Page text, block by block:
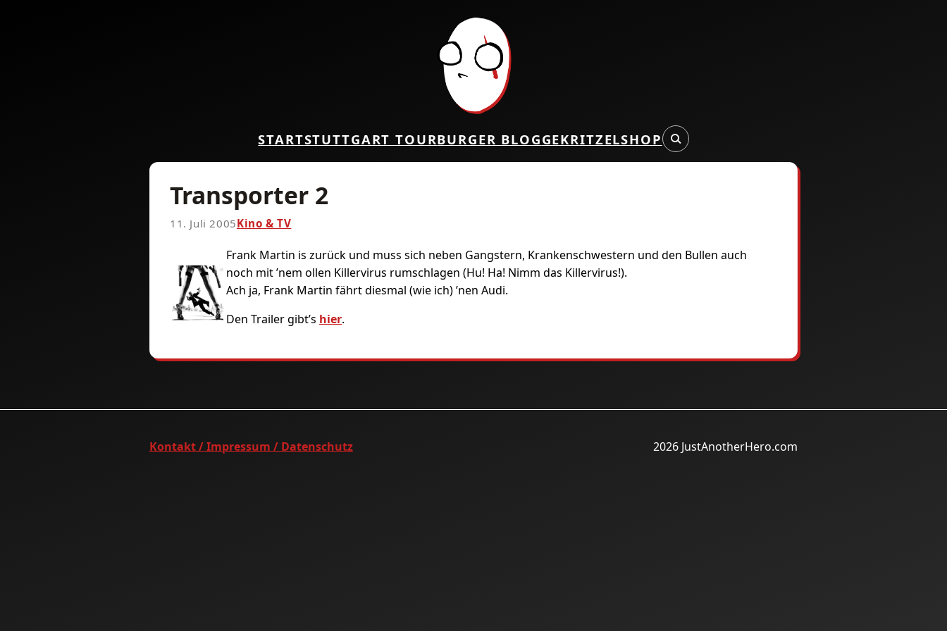
STARTSTUTTGART TOURBURGER BLOGGEKRITZELSHOP
Transporter 2
11. Juli 2005Kino & TV
Frank Martin is zurück und muss sich neben Gangstern, Krankenschwestern und den Bullen auch
noch mit ’nem ollen Killervirus rumschlagen (Hu! Ha! Nimm das Killervirus!).
Ach ja, Frank Martin fährt diesmal (wie ich) ’nen Audi.
Den Trailer gibt’s hier.
Kontakt / Impressum / Datenschutz 2026 JustAnotherHero.com